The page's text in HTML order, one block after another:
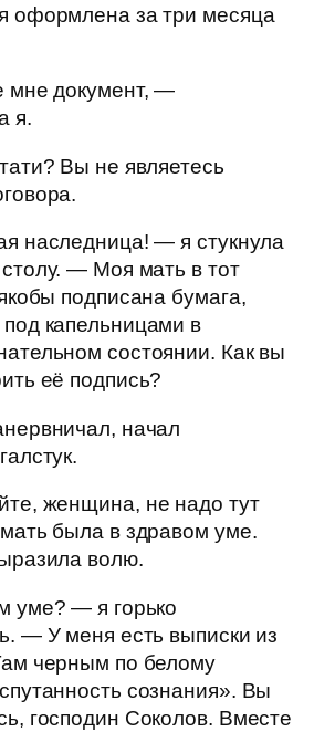
оформлена за три месяца
документ, —
я.
Вы не являетесь
наследница! — я стукнула
— Моя мать в тот
подписана бумага,
капельницами в
состоянии. Как вы
её подпись?
начал
женщина, не надо тут
была в здравом уме.
волю.
уме? — я горько
— У меня есть выписки из
черным по белому
сознания». Вы
господин Соколов. Вместе